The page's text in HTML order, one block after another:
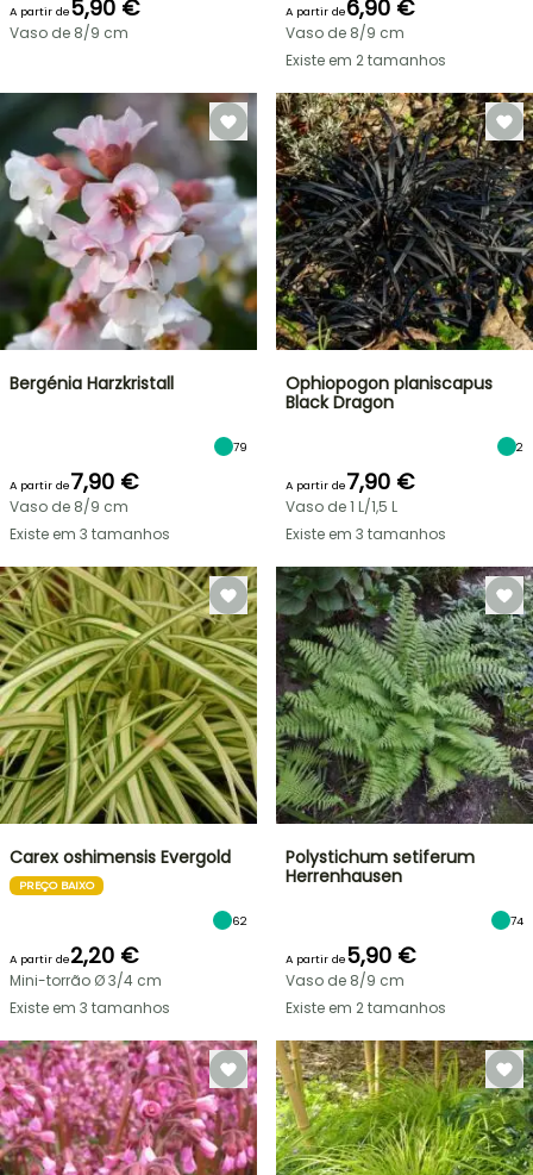
A partir de5,90 €
Vaso de 8/9 cm
A partir de6,90 €
Vaso de 8/9 cm
Existe em 2 tamanhos
Bergénia Harzkristall
79
A partir de7,90 €
Vaso de 8/9 cm
Existe em 3 tamanhos
Ophiopogon planiscapus
Black Dragon
2
A partir de7,90 €
Vaso de 1 L/1,5 L
Existe em 3 tamanhos
Carex oshimensis Evergold
PREÇO BAIXO
62
A partir de2,20 €
Mini-torrão Ø 3/4 cm
Existe em 3 tamanhos
Polystichum setiferum
Herrenhausen
74
A partir de5,90 €
Vaso de 8/9 cm
Existe em 2 tamanhos